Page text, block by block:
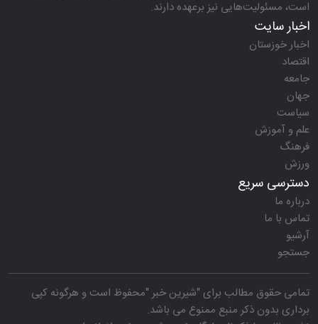
است، مسئولیت‌هایی نیز برعهده دارند.
اخبار سایت
اخبار خوزستان
اقتصاد
جامعه
جهان
سیاست
علم و آموزش
فرهنگ
ورزش
دسترسی سریع
درباره ما
تماس با ما
آرشیو
جستجو
تمامی حقوق مطالب برای "شیرین خبر"محفوظ است و هرگونه کپی
برداری بدون ذکر منبع ممنوع می باشد.